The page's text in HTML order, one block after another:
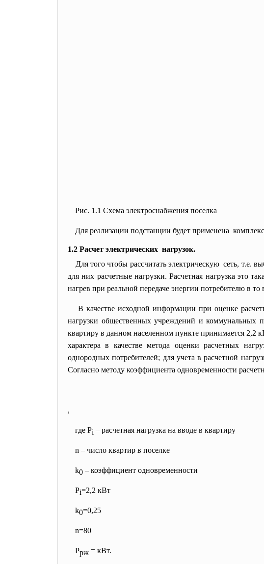
Рис. 1.1 Схема электроснабжения поселка
Для реализации подстанции будет применена
1.2 Расчет электрических нагрузок.
Для того чтобы рассчитать электрическую сеть, т.е.
для них расчетные нагрузки. Расчетная нагрузка это
нагрев при реальной передаче энергии потребителю в
В качестве исходной информации при оценке
нагрузки общественных учреждений и коммунальных
квартиру в данном населенном пункте принимается 2,2
характера в качестве метода оценки расчетных
однородных потребителей; для учета в расчетной
Согласно методу коэффициента одновременности
,
где Pi – расчетная нагрузка на вводе в квартиру
n – число квартир в поселке
k0 – коэффициент одновременности
Pi=2,2 кВт
k0=0,25
n=80
Pрж = кВт.